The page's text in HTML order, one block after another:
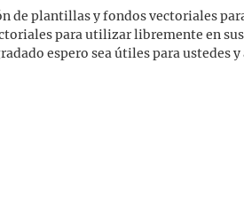
de plantillas y fondos vectoriales
para utilizar libremente en
espero sea útiles para ustedes